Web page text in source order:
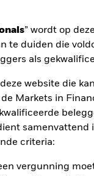
” wordt op
te duiden die
als
website die
de Markets in
samenvattend
criteria:
vergunning
in milieu,
(bv.
Unie van de
aandelenkarakter
tijd zullen